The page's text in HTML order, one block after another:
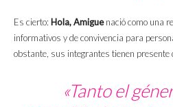
Es cierto: Hola, Amiguenació como una
informativos y de convivencia para
obstante, sus integrantes tienen presente
«Tanto el